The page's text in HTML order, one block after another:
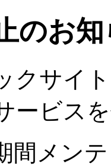
のお
クサイ
ービス
間メン